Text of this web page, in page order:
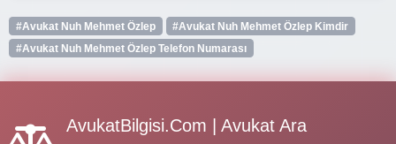
#Avukat Nuh Mehmet Özlep
#Avukat Nuh Mehmet Özlep Kimdir
#Avukat Nuh Mehmet Özlep Telefon Numarası
AvukatBilgisi.Com | Avukat Ara